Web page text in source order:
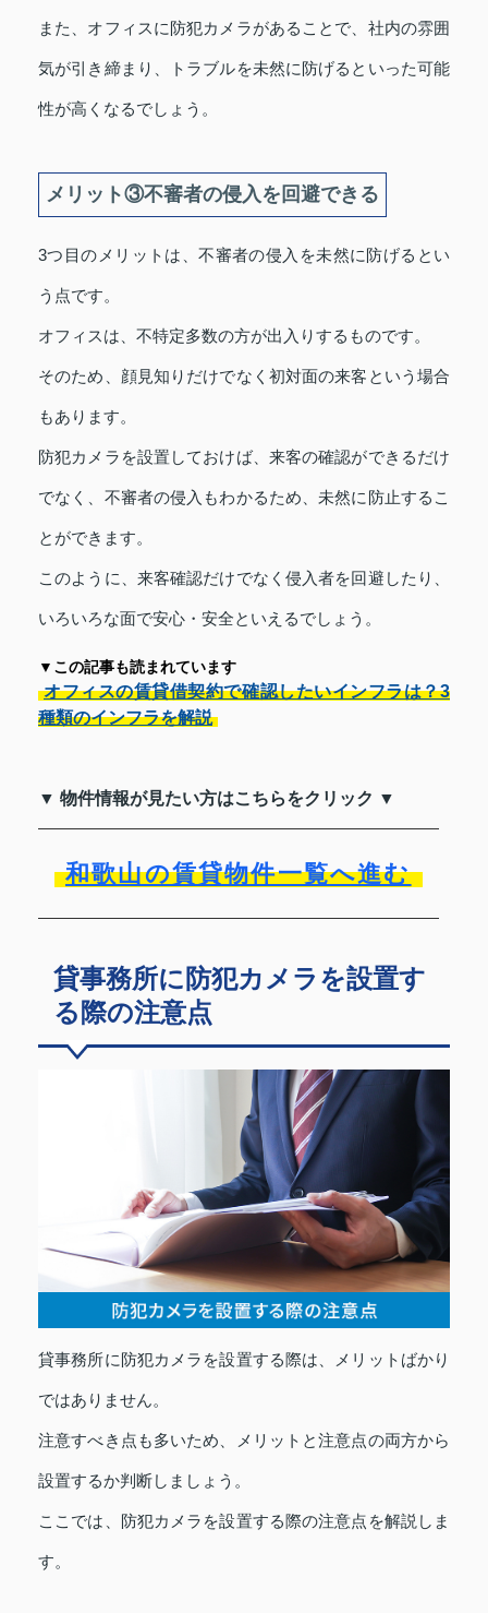
また、オフィスに防犯カメラがあることで、社内の雰囲
気が引き締まり、トラブルを未然に防げるといった可能
性が高くなるでしょう。
メリット③不審者の侵入を回避できる
3つ目のメリットは、不審者の侵入を未然に防げるとい
う点です。
オフィスは、不特定多数の方が出入りするものです。
そのため、顔見知りだけでなく初対面の来客という場合
もあります。
防犯カメラを設置しておけば、来客の確認ができるだけ
でなく、不審者の侵入もわかるため、未然に防止するこ
とができます。
このように、来客確認だけでなく侵入者を回避したり、
いろいろな面で安心・安全といえるでしょう。
▼この記事も読まれています
オフィスの賃貸借契約で確認したいインフラは？3
種類のインフラを解説
▼ 物件情報が見たい方はこちらをクリック ▼
和歌山の賃貸物件一覧へ進む
貸事務所に防犯カメラを設置す
る際の注意点
貸事務所に防犯カメラを設置する際は、メリットばかり
ではありません。
注意すべき点も多いため、メリットと注意点の両方から
設置するか判断しましょう。
ここでは、防犯カメラを設置する際の注意点を解説しま
す。